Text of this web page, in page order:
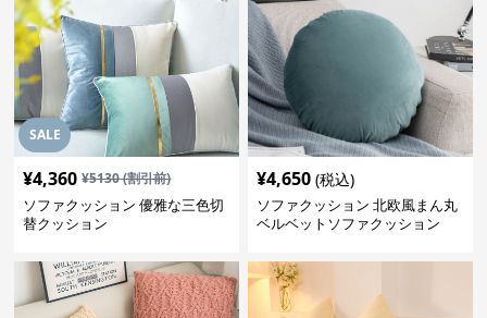
SALE
¥4,360 ¥5130(割引前)
ソファクッション 優雅な三色切
替クッション
¥4,650 (税込)
ソファクッション 北欧風まん丸
ベルベットソファクッション